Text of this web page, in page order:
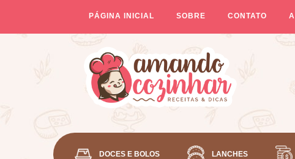
PÁGINA INICIAL SOBRE CONTATO
DOCES E BOLOS LANCHES